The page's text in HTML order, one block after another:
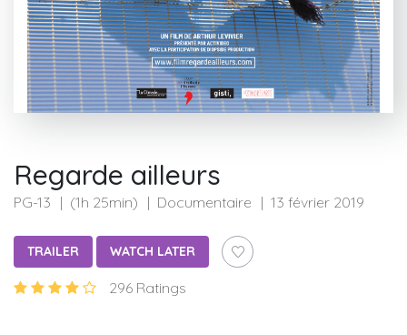
Regarde ailleurs
PG-13 (1h 25min) Documentaire 13 février 2019
TRAILER WATCH LATER
296 Ratings